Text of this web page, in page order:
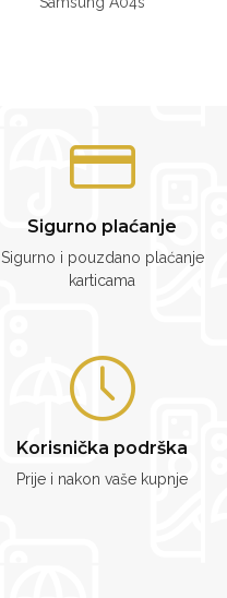
Sigurno plaćanje
Sigurno i pouzdano plaćanje
karticama
Korisnička podrška
Prije i nakon vaše kupnje